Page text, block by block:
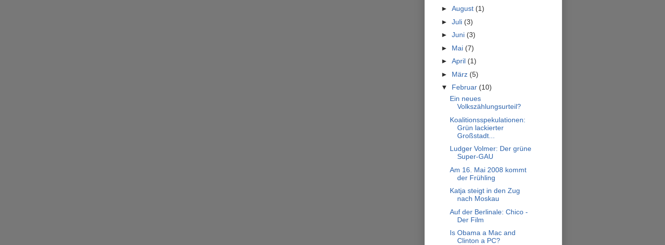
► August (1)
► Juli (3)
► Juni (3)
► Mai (7)
► April (1)
► März (5)
▼ Februar (10)
Ein neues
Volkszählungsurteil?
Koalitionsspekulationen:
Grün lackierter
Großstadt...
Ludger Volmer: Der grüne
Super-GAU
Am 16. Mai 2008 kommt
der Frühling
Katja steigt in den Zug
nach Moskau
Auf der Berlinale: Chico -
Der Film
Is Obama a Mac and
Clinton a PC?